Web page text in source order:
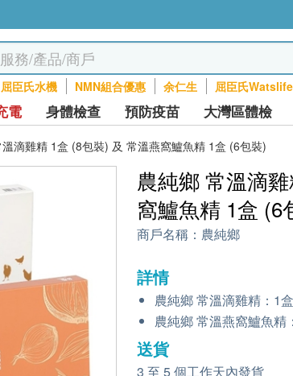
屈臣氏水機 NMN組合優惠 余仁生 屈臣氏Watslife
電 身體檢查 預防疫苗 大灣區體檢
滴雞精 1盒 (8包裝) 及 常溫燕窩鱸魚精 1盒 (6包裝)
農純鄉 常溫滴
窩鱸魚精 1盒 (6
商戶名稱： 農純鄉
詳情
農純鄉 常溫滴雞精：1
農純鄉 常溫燕窩鱸魚精
送貨
3 至 5 個工作天內發貨